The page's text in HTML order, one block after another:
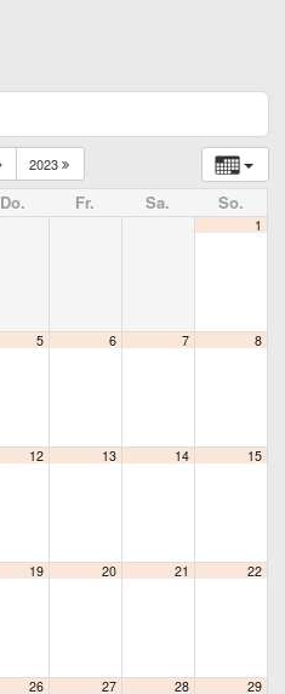
2023
Do. Fr. Sa. So.
1
5 6 7 8
12 13 14 15
19 20 21 22
26 27 28 29